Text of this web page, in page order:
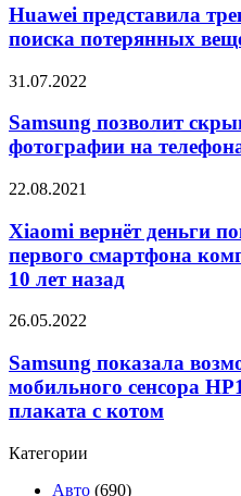
за
12
трекер
Tag
за
для
потерянных
вещей
Huawei представила
поиска потерянных
Samsung
скрывать
личные
фотографии
телефонах
сдаче
в
ремонт
31.07.2022
Samsung позволит
фотографии на
Xiaomi
деньги
покупателям
Mi
1
первого
компании,
который
10
назад
22.08.2021
Xiaomi вернёт деньги
первого смартфона
10 лет назад
Samsung
возможности
200-
Мп
мобильного
HP1
26.05.2022
Samsung показала
мобильного сенсора
плаката с котом
Категории
Авто (690)